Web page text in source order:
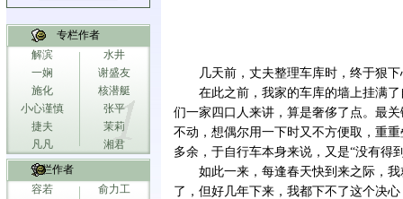
专栏作者
解滨
水井
一娴
谢盛友
施化
核潜艇
小心谨慎
张平
捷夫
茉莉
凡凡
湘君
专栏作者
容若
俞力工
几天前，丈夫整理车库时，终于狠
在此之前，我家的车库的墙上挂满
们一家四口人来讲，算是奢侈了点。最
不动，想偶尔用一下时又不方便取，重
多余，于自行车本身来说，又是“没有得
如此一来，每逢春天快到来之际，
了，但好几年下来，我都下不了这个决